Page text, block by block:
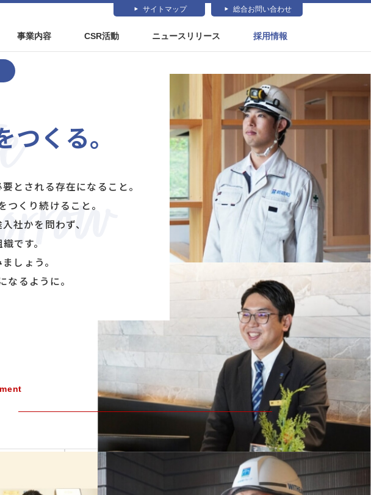
事業内容 CSR活動 ニュースリリース 採用情報
サイトマップ 総合お問い合わせ
つくる。
とされる存在になること。
つくり続けること。
社かを問わず、
です。
しょう。
なるように。